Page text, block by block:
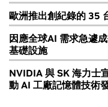
歐洲推出創紀錄的 35
因應全球AI 需求急遽
基礎設施
NVIDIA 與 SK 海力士
動 AI 工廠記憶體技術